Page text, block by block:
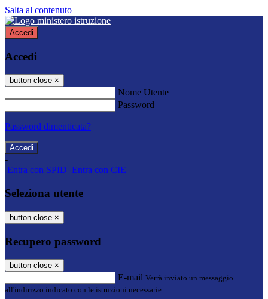
Salta al contenuto
Accedi
Accedi
button close ×
Nome Utente
Password
Password dimenticata?
-
Entra con SPID Entra con CIE
Seleziona utente
button close ×
Recupero password
button close ×
E-mail Verrà inviato un messaggio
all'indirizzo indicato con le istruzioni necessarie.